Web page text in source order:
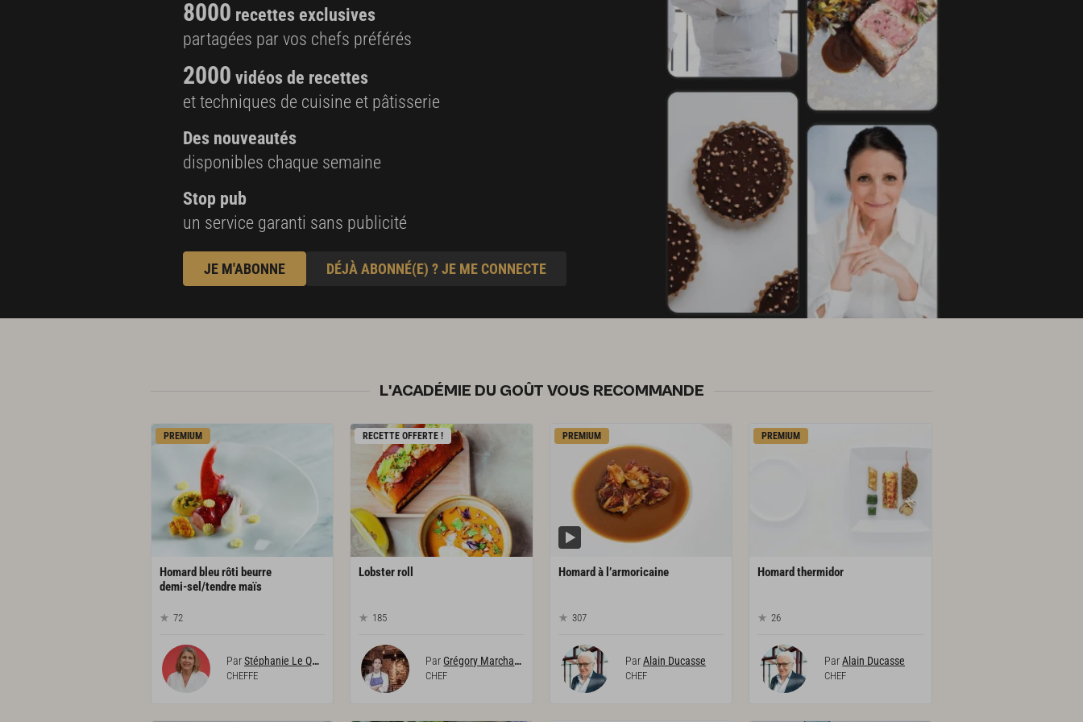
8000 recettes exclusives
partagées par vos chefs préférés
2000 vidéos de recettes
et techniques de cuisine et pâtisserie
Des nouveautés
disponibles chaque semaine
Stop pub
un service garanti sans publicité
JE M'ABONNE DÉJÀ ABONNÉ(E) ? JE ME CONNECTE
L'ACADÉMIE DU GOÛT VOUS RECOMMANDE
PREMIUM
Homard bleu rôti beurre
demi-sel/tendre maïs
72
ParStéphanie Le Quellec
CHEFFE
RECETTE OFFERTE !
Lobsterroll
185
ParGrégory Marchand
CHEF
PREMIUM
Homard à l’armoricaine
307
ParAlain Ducasse
CHEF
PREMIUM
Homard thermidor
26
ParAlain Ducasse
CHEF